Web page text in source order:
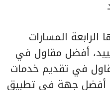
المسارات
أفضل مقاول في
في تقديم خدمات
أفضل جهة في تطبيق